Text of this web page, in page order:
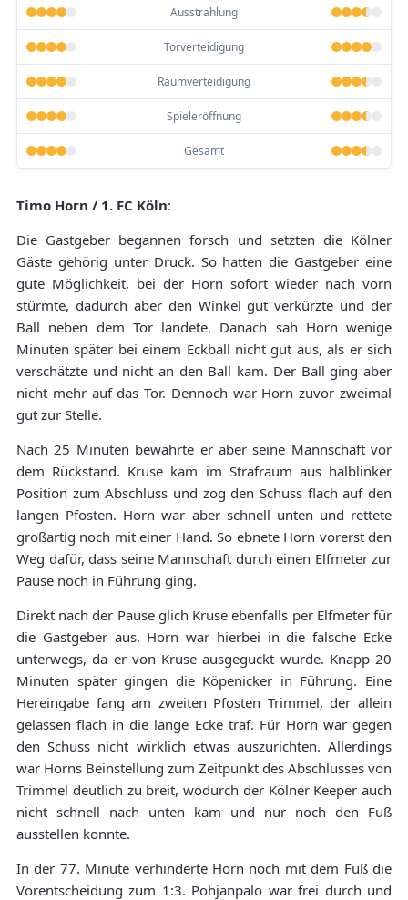
Ausstrahlung
Torverteidigung
Raumverteidigung
Spieleröffnung
Gesamt
Timo Horn / 1. FC Köln:
Die Gastgeber begannen forsch und setzten die Kölner
Gäste gehörig unter Druck. So hatten die Gastgeber eine
gute Möglichkeit, bei der Horn sofort wieder nach vorn
stürmte, dadurch aber den Winkel gut verkürzte und der
Ball neben dem Tor landete. Danach sah Horn wenige
Minuten später bei einem Eckball nicht gut aus, als er sich
verschätzte und nicht an den Ball kam. Der Ball ging aber
nicht mehr auf das Tor. Dennoch war Horn zuvor zweimal
gut zur Stelle.
Nach 25 Minuten bewahrte er aber seine Mannschaft vor
dem Rückstand. Kruse kam im Strafraum aus halblinker
Position zum Abschluss und zog den Schuss flach auf den
langen Pfosten. Horn war aber schnell unten und rettete
großartig noch mit einer Hand. So ebnete Horn vorerst den
Weg dafür, dass seine Mannschaft durch einen Elfmeter zur
Pause noch in Führung ging.
Direkt nach der Pause glich Kruse ebenfalls per Elfmeter für
die Gastgeber aus. Horn war hierbei in die falsche Ecke
unterwegs, da er von Kruse ausgeguckt wurde. Knapp 20
Minuten später gingen die Köpenicker in Führung. Eine
Hereingabe fang am zweiten Pfosten Trimmel, der allein
gelassen flach in die lange Ecke traf. Für Horn war gegen
den Schuss nicht wirklich etwas auszurichten. Allerdings
war Horns Beinstellung zum Zeitpunkt des Abschlusses von
Trimmel deutlich zu breit, wodurch der Kölner Keeper auch
nicht schnell nach unten kam und nur noch den Fuß
ausstellen konnte.
In der 77. Minute verhinderte Horn noch mit dem Fuß die
Vorentscheidung zum 1:3. Pohjanpalo war frei durch und